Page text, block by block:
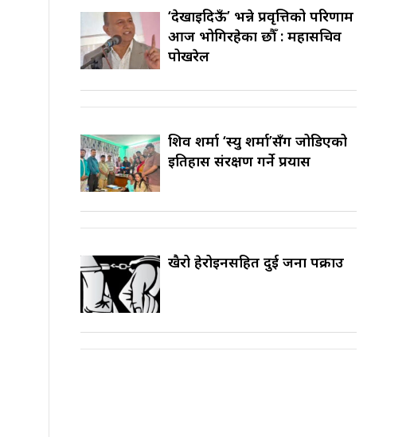
‘देखाइदिऊँ’ भन्ने प्रवृत्तिको परिणाम
आज भोगिरहेका छौँ : महासचिव
पोखरेल
शिव शर्मा ‘स्यु शर्मा’सँग जोडिएको
इतिहास संरक्षण गर्ने प्रयास
खैरो हेरोइनसहित दुई जना पक्राउ